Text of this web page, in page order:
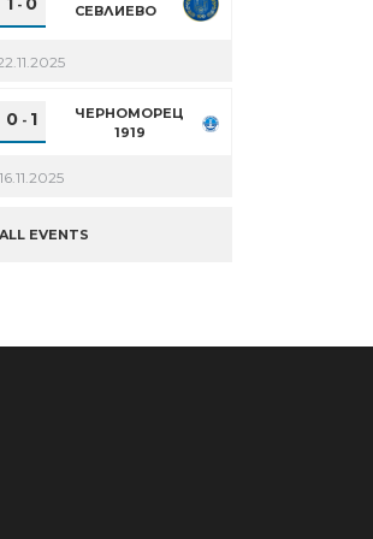
- СЕВЛИЕВО
0 - 1
ЧЕРНОМОРЕЦ
1919
16.11.2025
EVENTS